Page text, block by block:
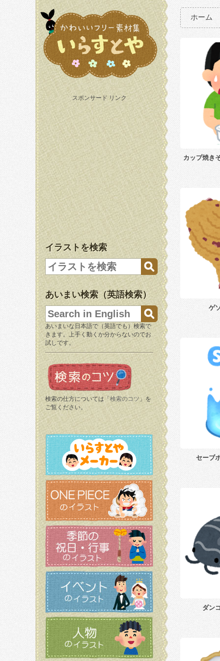
スポンサード リンク
イラストを検索
あいまい検索（英語検索）
あいまいな日本語で（英語でも）検索で
きます。上手く動くか分からないのでお
試しです。
検索の仕方については「 検索のコツ 」を
ご覧ください。
ホーム
カップ焼き
ゲ
セーブ
ダン